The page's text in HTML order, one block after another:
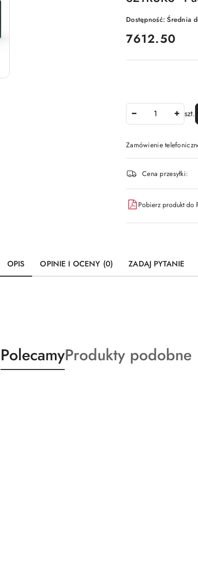
Dostępność:Średnia
cena:
7612.50
szt.
Zamówienie
Dostępność
i
dostawa
Cena przesyłki:
Pobierz produkt do
OPIS OPINIE I OCENY (0) ZADAJ PYTANIE
Produkty
o
PolecamyProdukty
o
Produkty podobne